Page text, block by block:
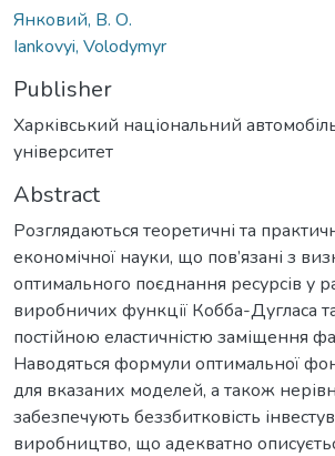
Янковий, В. О.
Iankovyi, Volodymyr
Publisher
Харківський національний
університет
Abstract
Розглядаються теоретичні та
економічної науки, що пов’язані з
оптимального поєднання ресурсів у
виробничих функції Кобба-Дугласа
постійною еластичністю заміщення
Наводяться формули оптимальної
для вказаних моделей, а також
забезпечують беззбитковість
виробництво, що адекватно